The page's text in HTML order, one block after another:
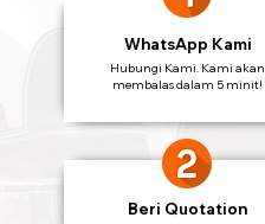
WhatsApp Kami
Hubungi Kami. Kami akan
membalas dalam 5 minit!
Beri Quotation